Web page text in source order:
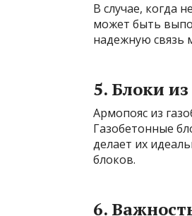
В случае, когда
может быть
надежную связь
5. Блоки
Армопояс из
Газобетонные
делает их
блоков.
6.